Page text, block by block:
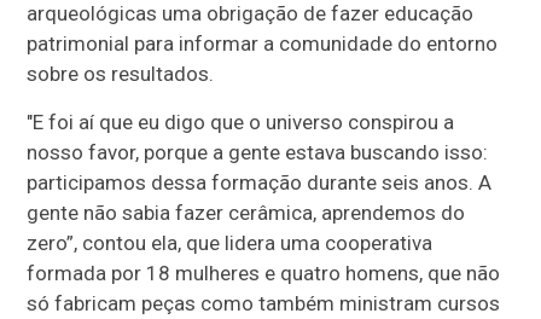
arqueológicas uma obrigação de fazer educação
patrimonial para informar a comunidade do entorno
sobre os resultados.
"E foi aí que eu digo que o universo conspirou a
nosso favor, porque a gente estava buscando isso:
participamos dessa formação durante seis anos. A
gente não sabia fazer cerâmica, aprendemos do
zero”, contou ela, que lidera uma cooperativa
formada por 18 mulheres e quatro homens, que não
só fabricam peças como também ministram cursos